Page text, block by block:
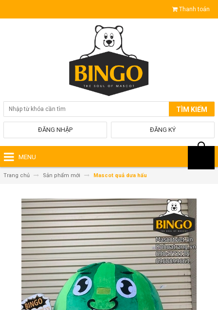
Thanh toán
TÌM KIẾM
ĐĂNG KÝ
ĐĂNG NHẬP
MENU
Trang chủ Sản phẩm mới Mascot quả dưa hấu